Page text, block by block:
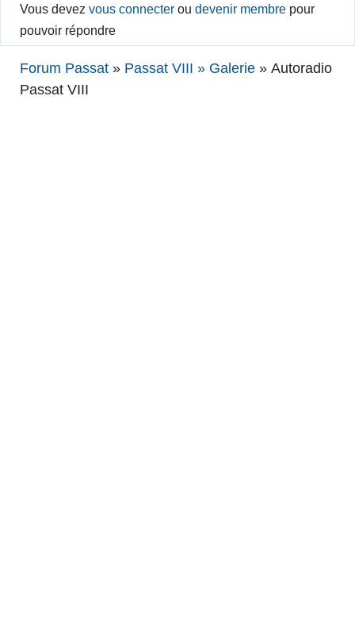
Vous devezvous connecter oudevenir membre pour
pouvoir répondre
Forum Passat » Passat VIII » Galerie »Autoradio
Passat VIII